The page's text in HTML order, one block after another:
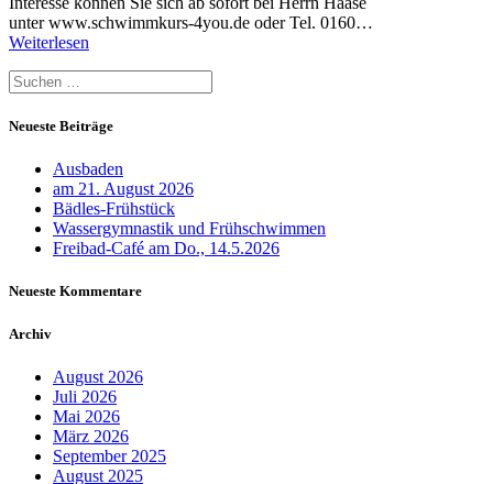
unter www.schwimmkurs-4you.de oder Tel. 0160…
Weiterlesen
Suche
nach:
Neueste Beiträge
Ausbaden
am 21. August 2026
Bädles-Frühstück
Wassergymnastik und Frühschwimmen
Freibad-Café am Do., 14.5.2026
Neueste Kommentare
Archiv
August 2026
Juli 2026
Mai 2026
März 2026
September 2025
August 2025